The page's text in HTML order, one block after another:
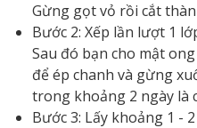
Gừng gọt vỏ rồi cắt
Bước 2: Xếp lần lượt 1
Sau đó bạn cho mật
để ép chanh và gừng
trong khoảng 2 ngày là
Bước 3: Lấy khoảng 1 -